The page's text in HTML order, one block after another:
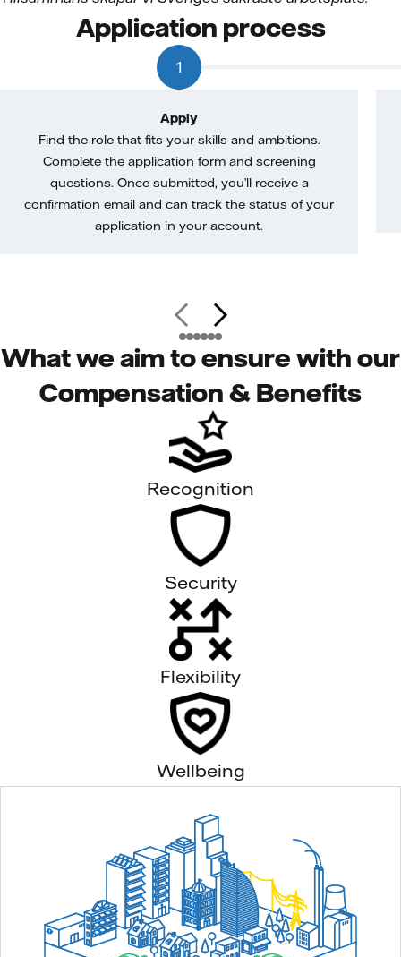
Application process
1
Apply
Find the role that fits your skills and ambitions.
Complete the application form and screening
questions. Once submitted, you’ll receive a
confirmation email and can track the status of your
application in your account.
What we aim to ensure with our
Compensation & Benefits
Recognition
Security
Flexibility
Wellbeing